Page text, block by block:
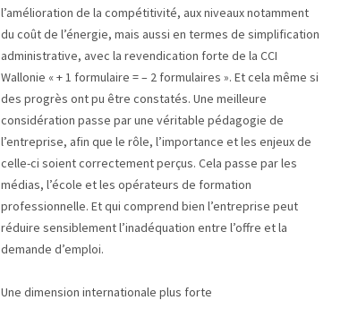
l’amélioration de la compétitivité, aux niveaux notamment
du coût de l’énergie, mais aussi en termes de simplification
administrative, avec la revendication forte de la CCI
Wallonie « + 1 formulaire = – 2 formulaires ». Et cela même si
des progrès ont pu être constatés. Une meilleure
considération passe par une véritable pédagogie de
l’entreprise, afin que le rôle, l’importance et les enjeux de
celle-ci soient correctement perçus. Cela passe par les
médias, l’école et les opérateurs de formation
professionnelle. Et qui comprend bien l’entreprise peut
réduire sensiblement l’inadéquation entre l’offre et la
demande d’emploi.
Une dimension internationale plus forte